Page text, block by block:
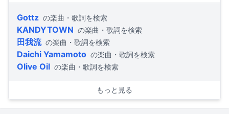
Gottz の楽曲・歌詞を検索
KANDYTOWN の楽曲・歌詞を検索
田我流 の楽曲・歌詞を検索
Daichi Yamamoto の楽曲・歌詞を検索
Olive Oil の楽曲・歌詞を検索
もっと見る